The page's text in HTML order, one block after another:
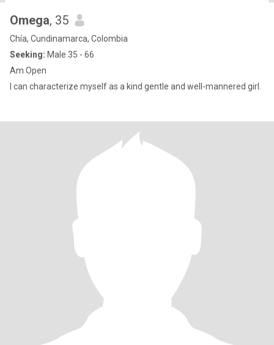
Omega, 35
Chía, Cundinamarca, Colombia
Seeking: Male 35 - 66
Am Open
I can characterize myself as a kind gentle and well-mannered girl.